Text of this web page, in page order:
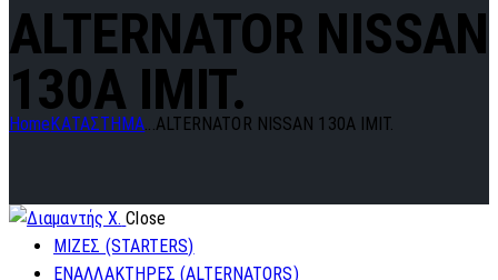
ALTERNATOR NISSAN
130A IMIT.
Home ΚΑΤΑΣΤΗΜΑ...ALTERNATOR NISSAN 130A IMIT.
Close
ΜΙΖΕΣ (STARTERS)
ΕΝΑΛΛΑΚΤΗΡΕΣ (ALTERNATORS)